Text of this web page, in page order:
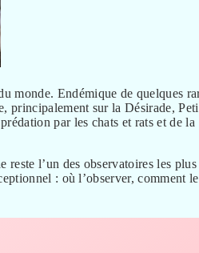
monde. Endémique de quelques
principalement sur la Désirade,
par les chats et rats et de la
reste l’un des observatoires les plus
: où l’observer, comment le